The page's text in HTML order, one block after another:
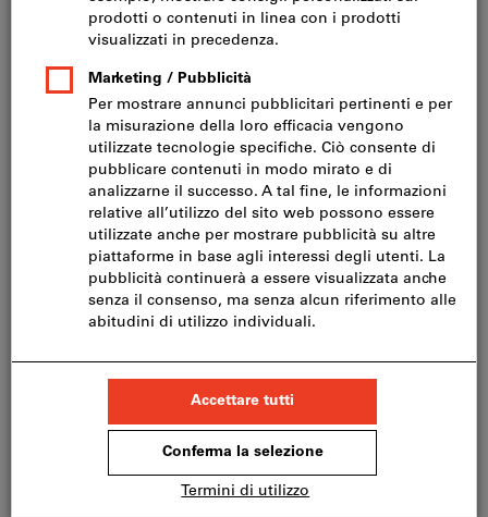
3048/2146 1981/2450 2438/2450 3048/2450
Vuoi ordinare più di un articolo?Vai alla selezione veloce
Nel carrello
Consegna su richiesta Consegna
Aggiungi alla lista dei preferiti
Condividi articolo Catalogo sfogliabile